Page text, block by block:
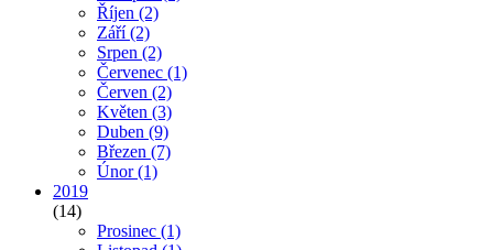
Říjen (2)
Září(2)
Srpen (2)
Červenec (1)
Červen (2)
Květen (3)
Duben (9)
Březen (7)
Únor(1)
2019
(14)
Prosinec (1)